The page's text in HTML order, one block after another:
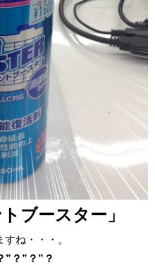
ブースター」
ね・・・。
”？”？”？